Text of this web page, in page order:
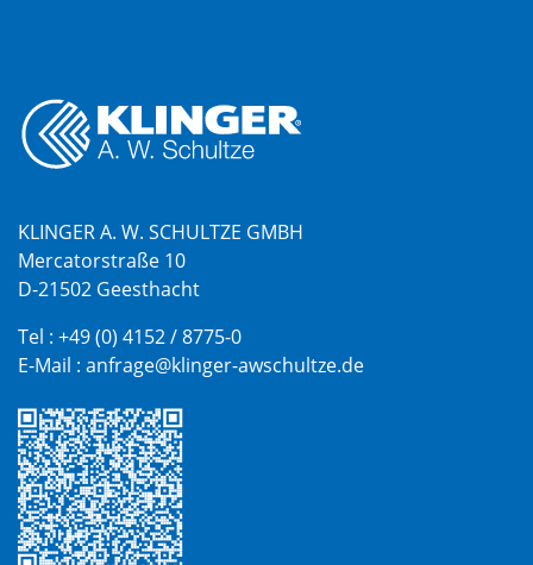
KLINGER A. W. SCHULTZE GMBH
Mercatorstraße 10
D-21502 Geesthacht
Tel : +49 (0) 4152 / 8775-0
E-Mail : anfrage@klinger-awschultze.de